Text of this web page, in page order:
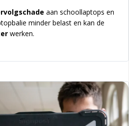
aan schoollaptops en
minder belast en kan de
werken.